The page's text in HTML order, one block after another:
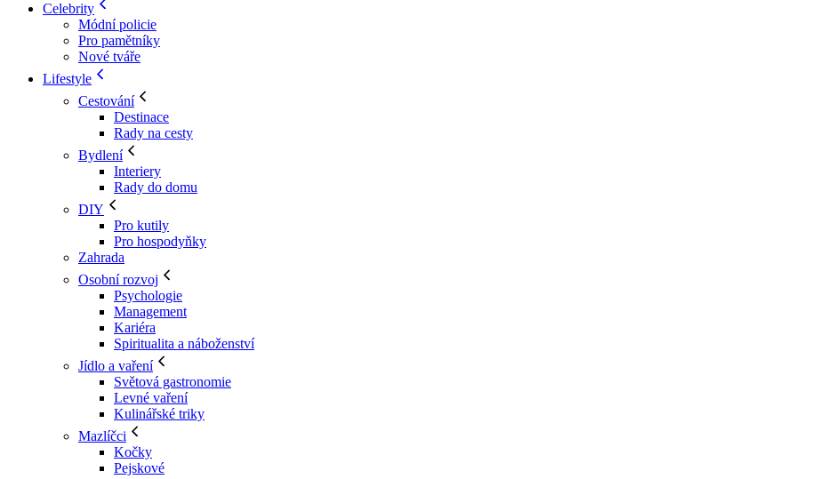
Celebrity
Módní policie
Pro pamětníky
Nové tváře
Lifestyle
Cestování
Destinace
Rady na cesty
Bydlení
Interiery
Rady do domu
DIY
Pro kutily
Pro hospodyňky
Zahrada
Osobní rozvoj
Psychologie
Management
Kariéra
Spiritualita a náboženství
Jídlo a vaření
Světová gastronomie
Levné vaření
Kulinářské triky
Mazlíčci
Kočky
Pejskové